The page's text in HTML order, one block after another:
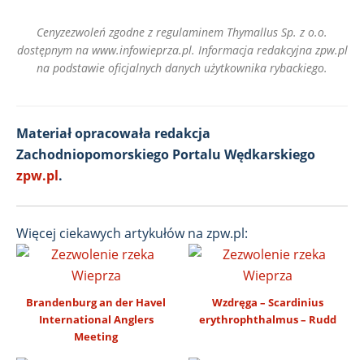
Cenyzezwoleń zgodne z regulaminem Thymallus Sp. z o.o.
dostępnym na www.infowieprza.pl. Informacja redakcyjna zpw.pl
na podstawie oficjalnych danych użytkownika rybackiego.
Materiał opracowała redakcja
Zachodniopomorskiego Portalu Wędkarskiego
zpw.pl.
Więcej ciekawych artykułów na zpw.pl:
Brandenburg an der Havel
International Anglers
Meeting
Wzdręga – Scardinius
erythrophthalmus – Rudd